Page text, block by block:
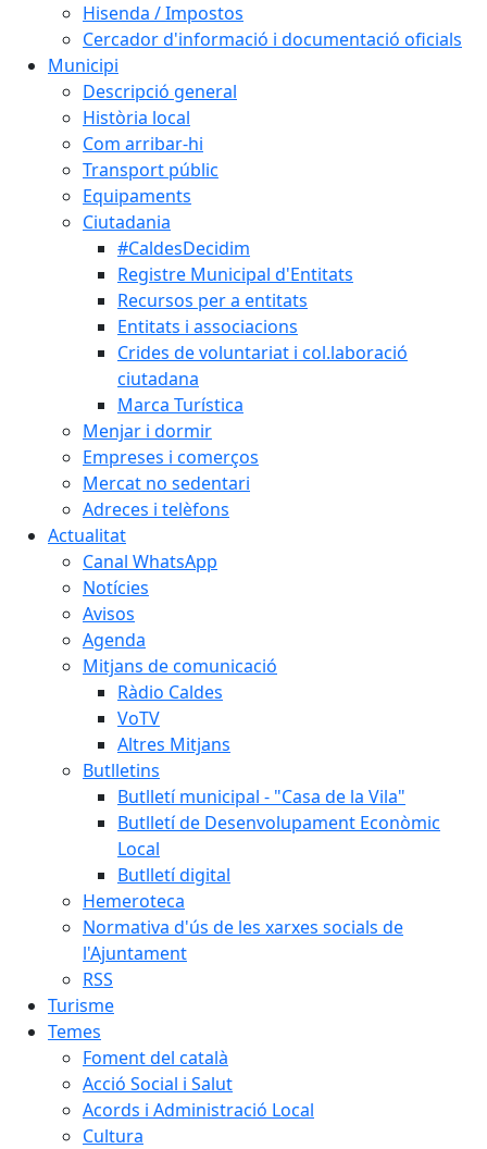
Hisenda / Impostos
Cercador d'informació i documentació oficials
Municipi
Descripció general
Història local
Com arribar-hi
Transport públic
Equipaments
Ciutadania
#CaldesDecidim
Registre Municipal d'Entitats
Recursos per a entitats
Entitats i associacions
Crides de voluntariat i col.laboració
ciutadana
Marca Turística
Menjar i dormir
Empreses i comerços
Mercat no sedentari
Adreces i telèfons
Actualitat
Canal WhatsApp
Notícies
Avisos
Agenda
Mitjans de comunicació
Ràdio Caldes
VoTV
Altres Mitjans
Butlletins
Butlletí municipal - "Casa de la Vila"
Butlletí de Desenvolupament Econòmic
Local
Butlletí digital
Hemeroteca
Normativa d'ús de les xarxes socials de
l'Ajuntament
RSS
Turisme
Temes
Foment del català
Acció Social i Salut
Acords i Administració Local
Cultura